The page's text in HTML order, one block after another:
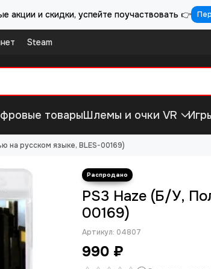
акции и скидки, успейте поучаствовать 👉
Steam
товарыШлемы и очки VR
на русском языке, BLES-00169)
PS3 Haze (Б/У,
00169)
Артикул: 04807
990 ₽